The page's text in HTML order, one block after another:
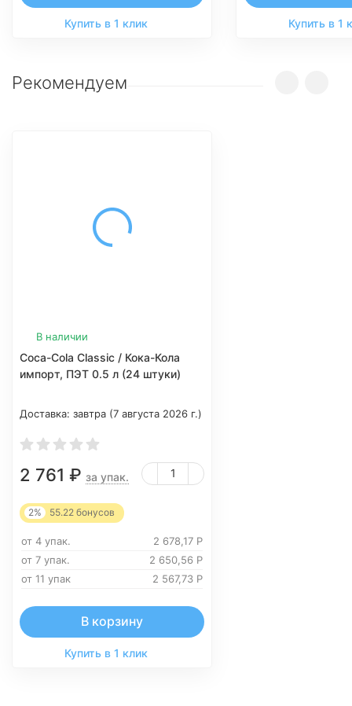
Купить в 1 клик Купить в 1
Рекомендуем
В наличии
Coca-Cola Classic / Кока-Кола
импорт, ПЭТ 0.5 л (24 штуки)
Доставка: завтра (7 августа 2026 г.)
2 761 ₽ за упак.
2% 55.22 бонусов
от 4 упак. 2 678,17 Р
от 7 упак.
2 650,56 Р
от 11 упак
2 567,73 Р
В корзину
Купить в 1 клик